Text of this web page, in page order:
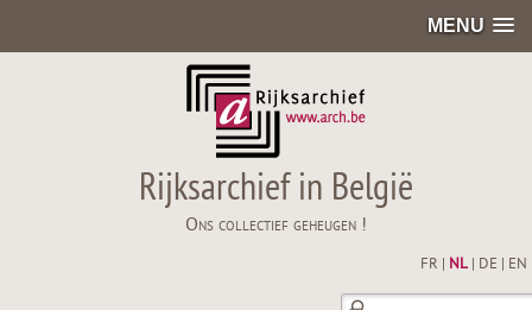
MENU
Rijksarchief in België
Ons collectief geheugen !
FR NL| DE EN